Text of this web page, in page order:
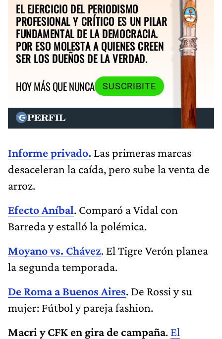
EL EJERCICIO DEL PERIODISMO
PROFESIONAL Y CRÍTICO ES UN PILAR
FUNDAMENTAL DE LA DEMOCRACIA.
POR ESO MOLESTA A QUIENES CREEN
SER LOS DUEÑOS DE LA VERDAD.
HOY MÁS QUE NUNCA
SUSCRIBITE
Informe privado. Las primeras marcas
desaceleran la caída, pero sube la venta de
arroz.
Efecto Aníbal. Comparó a Vidal con
Barreda y estalló la polémica.
Moyano vs. Chávez. El Tigre Verón planea
la segunda temporada.
De Roma a Buenos Aires. De Rossi y su
mujer: Fútbol y pareja fashion.
Macri y CFK en gira de campaña. El